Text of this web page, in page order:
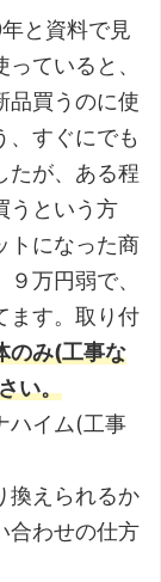
と資料で見
ていると、
品買うのに使
、すぐにでも
たが、ある程
うという方
トになった商
万円弱で、
ます。取り付
のみ(工事な
い。
ハイム(工事
換えられるか
合わせの仕方